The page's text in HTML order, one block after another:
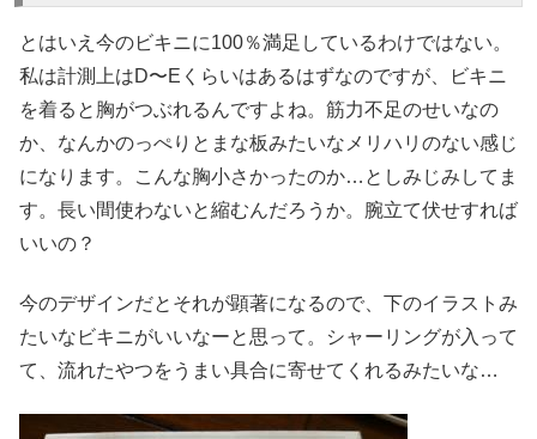
とはいえ今のビキニに100％満足しているわけではない。
私は計測上はD〜Eくらいはあるはずなのですが、ビキニ
を着ると胸がつぶれるんですよね。筋力不足のせいなの
か、なんかのっぺりとまな板みたいなメリハリのない感じ
になります。こんな胸小さかったのか…としみじみしてま
す。長い間使わないと縮むんだろうか。腕立て伏せすれば
いいの？
今のデザインだとそれが顕著になるので、下のイラストみ
たいなビキニがいいなーと思って。シャーリングが入って
て、流れたやつをうまい具合に寄せてくれるみたいな…